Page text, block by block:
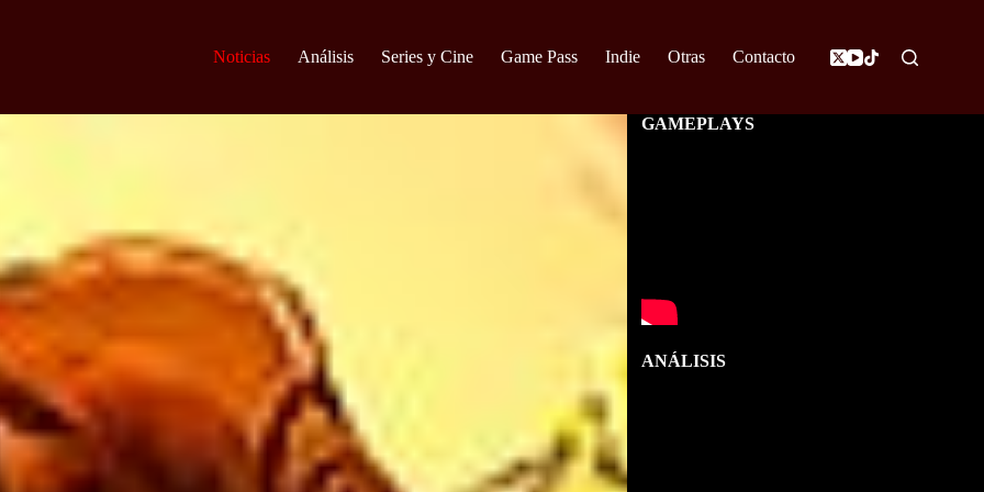
Noticias Análisis Series y Cine Game Pass Indie Otras Contacto
GAMEPLAYS
ANÁLISIS